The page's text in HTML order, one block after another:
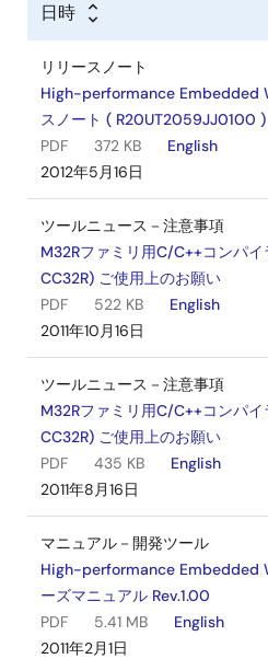
日時
リリースノート
High-performance Embedded
スノート ( R20UT2059JJ0100 )
PDF
372 KB
English
2012年5月16日
ツールニュース－注意事項
M32Rファミリ用C/C++コンパ
CC32R) ご使用上のお願い
PDF
522 KB
English
2011年10月16日
ツールニュース－注意事項
M32Rファミリ用C/C++コンパ
CC32R) ご使用上のお願い
PDF
435 KB
English
2011年8月16日
マニュアル－開発ツール
High-performance Embedded
ーズマニュアル Rev.1.00
PDF
5.41 MB
English
2011年2月1日